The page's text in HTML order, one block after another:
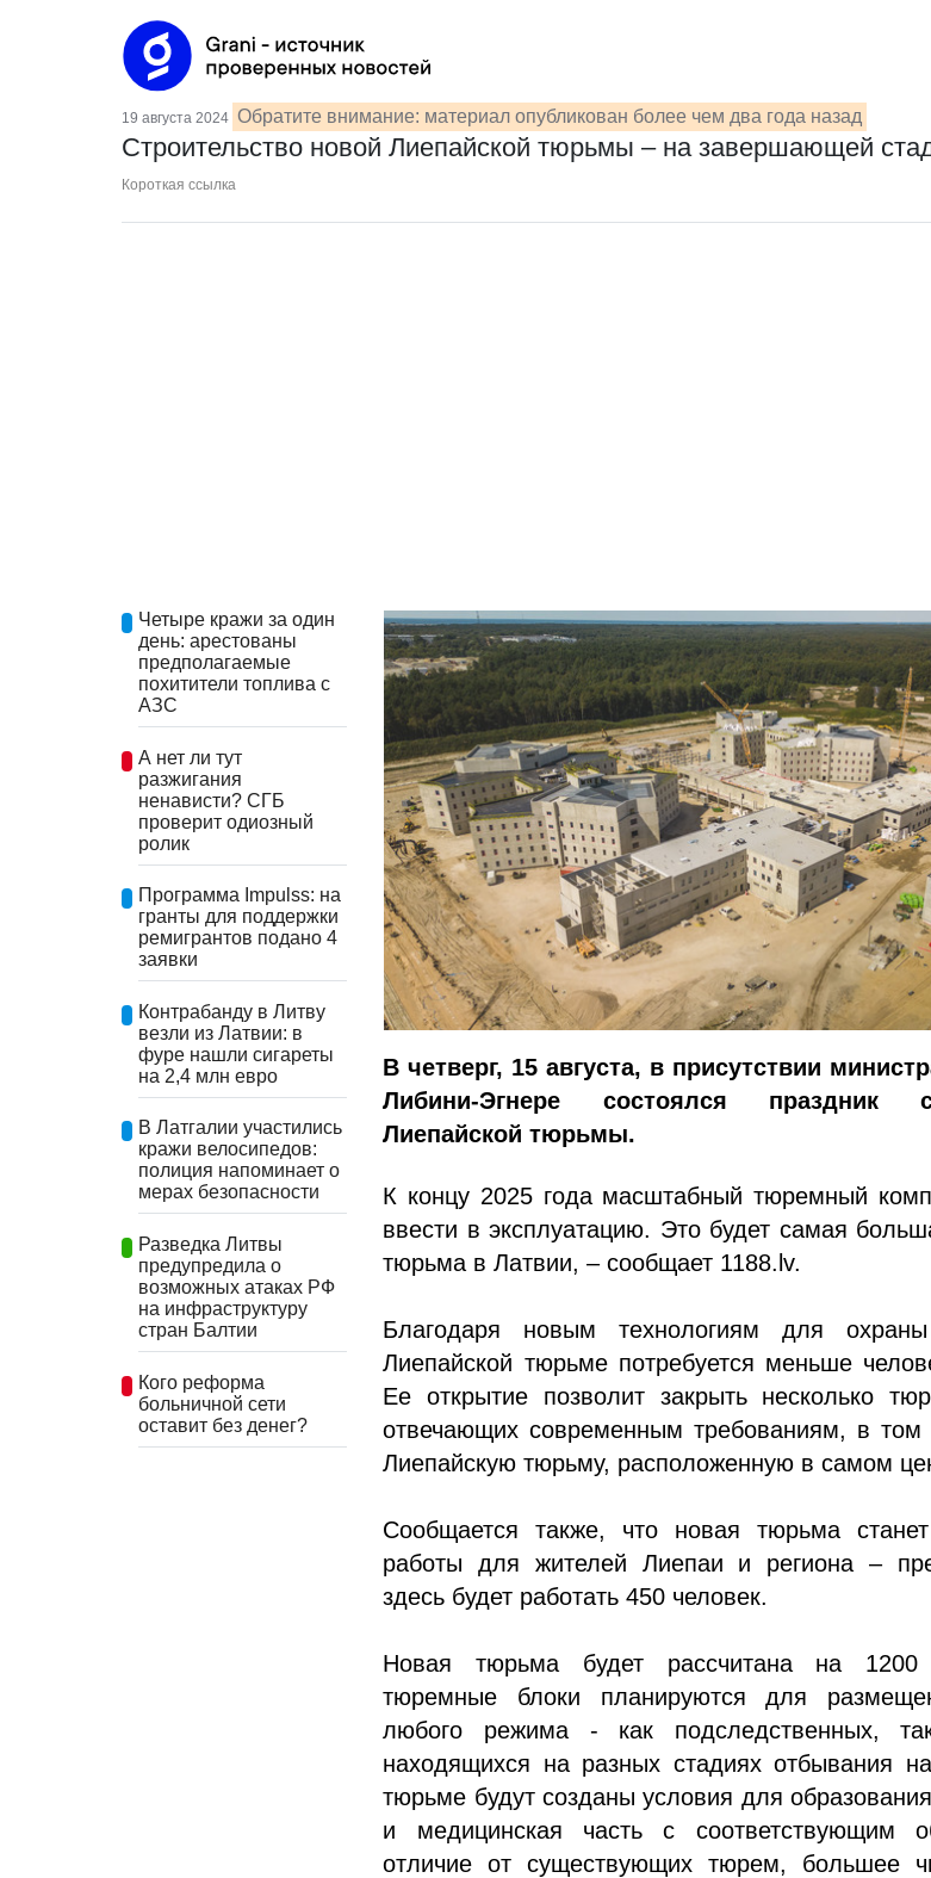
19 августа 2024 Обратите внимание: материал опубликован более чем два года назад
Строительство новой Лиепайской тюрьмы – на завершающей
Короткая ссылка
Четыре кражи за один
день: арестованы
предполагаемые
похитители топлива с
АЗС
А нет ли тут
разжигания
ненависти? СГБ
проверит одиозный
ролик
Программа Impulss: на
гранты для поддержки
ремигрантов подано 4
заявки
Контрабанду в Литву
везли из Латвии: в
фуре нашли сигареты
на 2,4 млн евро
В Латгалии участились
кражи велосипедов:
полиция напоминает о
мерах безопасности
Разведка Литвы
предупредила о
возможных атаках РФ
на инфраструктуру
стран Балтии
Кого реформа
больничной сети
оставит без денег?
В четверг, 15 августа, в присутствии
Либини-Эгнере состоялся праздник
Лиепайской тюрьмы.
К концу 2025 года масштабный тюремный
ввести в эксплуатацию. Это будет самая
тюрьма в Латвии, – сообщает 1188.lv.
Благодаря новым технологиям для
Лиепайской тюрьме потребуется меньше
Ее открытие позволит закрыть несколько
отвечающих современным требованиям, в
Лиепайскую тюрьму, расположенную в самом
Сообщается также, что новая тюрьма
работы для жителей Лиепаи и региона –
здесь будет работать 450 человек.
Новая тюрьма будет рассчитана на 1200
тюремные блоки планируются для
любого режима - как подследственных,
находящихся на разных стадиях отбывания
тюрьме будут созданы условия для
и медицинская часть с соответствующим
отличие от существующих тюрем, большее